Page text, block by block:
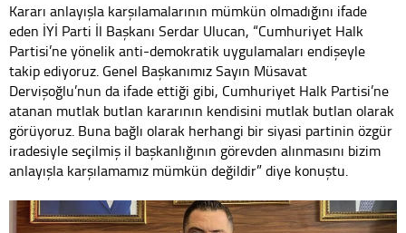
Kararı anlayışla karşılamalarının mümkün olmadığını ifade
eden İYİ Parti İl Başkanı Serdar Ulucan, “Cumhuriyet Halk
Partisi’ne yönelik anti-demokratik uygulamaları endişeyle
takip ediyoruz. Genel Başkanımız Sayın Müsavat
Dervişoğlu’nun da ifade ettiği gibi, Cumhuriyet Halk Partisi’ne
atanan mutlak butlan kararının kendisini mutlak butlan olarak
görüyoruz. Buna bağlı olarak herhangi bir siyasi partinin özgür
iradesiyle seçilmiş il başkanlığının görevden alınmasını bizim
anlayışla karşılamamız mümkün değildir” diye konuştu.